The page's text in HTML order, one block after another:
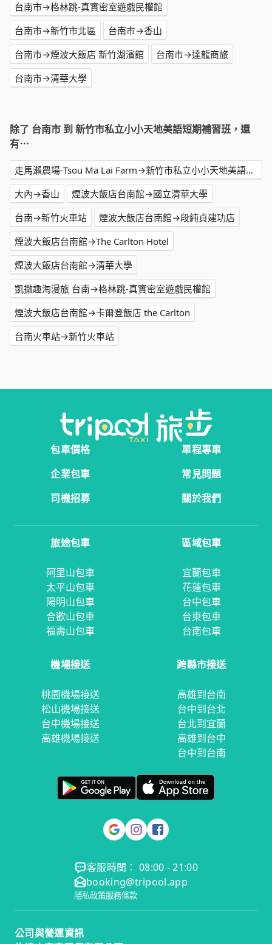
台南市→格林跳-真實密室遊戲民權館
台南市→新竹市北區
台南市→香山
台南市→煙波大飯店 新竹湖濱館
台南市→達龍商旅
台南市→清華大學
除了 台南市 到 新竹市私立小小天地美語短期補習班，還
有⋯
走馬瀨農場-Tsou Ma Lai Farm→新竹市私立小小天地美語短期補習班
大內→香山
煙波大飯店台南館→國立清華大學
台南→新竹火車站
煙波大飯店台南館→段純貞建功店
煙波大飯店台南館→The Carlton Hotel
煙波大飯店台南館→清華大學
凱撒趣淘漫旅 台南→格林跳-真實密室遊戲民權館
煙波大飯店台南館→卡爾登飯店 the Carlton
台南火車站→新竹火車站
包車價格
單程專車
企業包車
常見問題
司機招募
關於我們
旅途包車
阿里山包車
太平山包車
陽明山包車
合歡山包車
福壽山包車
區域包車
宜蘭包車
花蓮包車
台中包車
台東包車
台南包車
機場接送
桃園機場接送
松山機場接送
台中機場接送
高雄機場接送
跨縣市接送
高雄到台南
台中到台北
台北到宜蘭
高雄到台中
台中到台南
客服時間： 08:00 - 21:00
booking@tripool.app
隱私政策服務條款
公司與營運資訊